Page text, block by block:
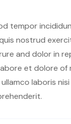
tempor
nostrud
and dolor in
et dolore of
laboris